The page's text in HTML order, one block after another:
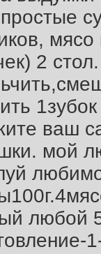
простые
2
ваш
мой
любой